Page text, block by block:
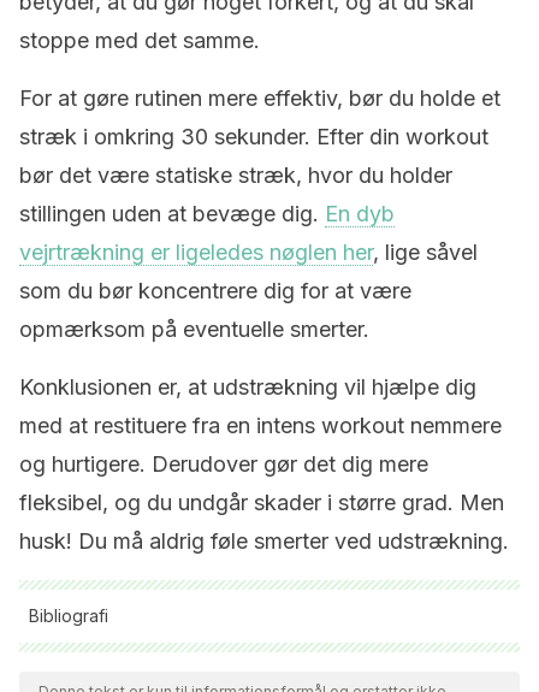
stoppe med det samme.
For at gøre rutinen mere effektiv, bør du holde et
stræk i omkring 30 sekunder. Efter din workout
bør det være statiske stræk, hvor du holder
stillingen uden at bevæge dig. En dyb
vejrtrækning er ligeledes nøglen her, lige såvel
som du bør koncentrere dig for at være
opmærksom på eventuelle smerter.
Konklusionen er, at udstrækning vil hjælpe dig
med at restituere fra en intens workout nemmere
og hurtigere. Derudover gør det dig mere
fleksibel, og du undgår skader i større grad. Men
husk! Du må aldrig føle smerter ved udstrækning.
Bibliografi
Alle citerede kilder blev grundigt gennemgået af vores team
for at sikre deres kvalitet, pålidelighed, aktualitet og validitet.